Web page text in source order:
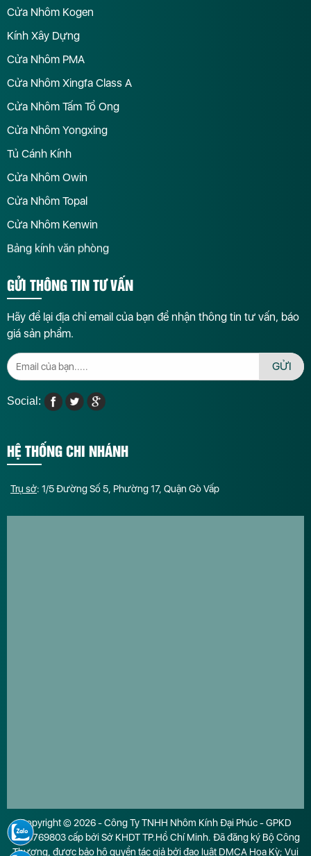
Cửa Nhôm Kogen
Kính Xây Dựng
Cửa Nhôm PMA
Cửa Nhôm Xingfa Class A
Cửa Nhôm Tấm Tổ Ong
Cửa Nhôm Yongxing
Tủ Cánh Kính
Cửa Nhôm Owin
Cửa Nhôm Topal
Cửa Nhôm Kenwin
Bảng kính văn phòng
GỬI THÔNG TIN TƯ VẤN
Hãy để lại địa chỉ email của bạn để nhận thông tin tư vấn, báo
giá sản phẩm.
GỬI
Social:
HỆ THỐNG CHI NHÁNH
Trụ sở: 1/5 Đường Số 5, Phường 17, Quận Gò Vấp
Copyright © 2026 - Công Ty TNHH Nhôm Kính Đại Phúc - GPKD
0316769803 cấp bởi Sở KHDT TP.Hồ Chí Minh. Đã đăng ký Bộ Công
Thương, được bảo hộ quyền tác giả bởi đạo luật DMCA Hoa Kỳ; Vui